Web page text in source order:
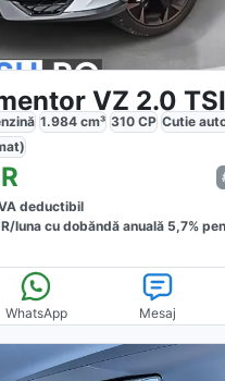
1.984 cm³ 310 CP Cutie
deductibil
lunacu dobăndă anuală 5,7%
WhatsApp Mesaj